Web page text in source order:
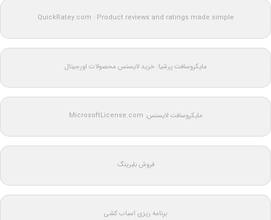
QuickRatey.com : Product reviews and ratings made simple
مایکروسافت پرشیا: خرید لایسنس محصولات اورجینال
مایکروسافت لایسنس: MicrosoftLicense.com
فروش بلبرینگ
برنامه ریزی اسباب کشی